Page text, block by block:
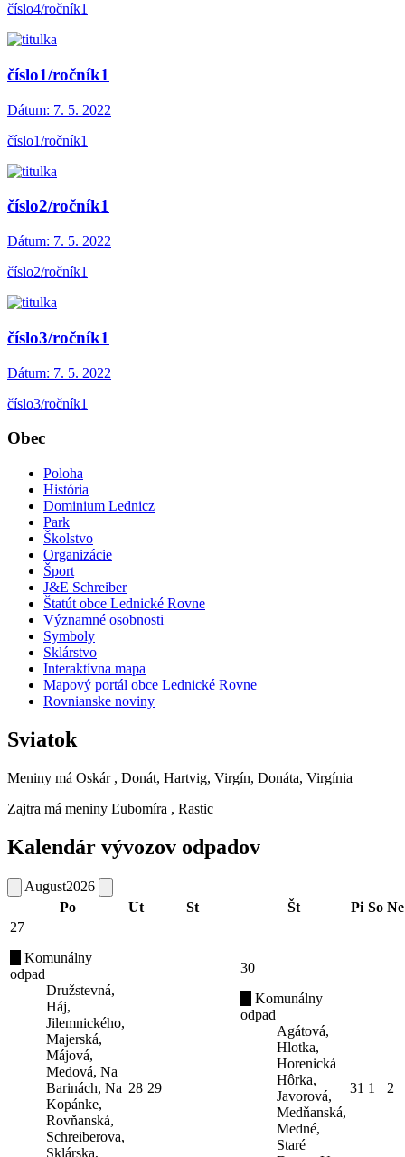
číslo4/ročník1
číslo1/ročník1
Dátum: 7. 5. 2022
číslo1/ročník1
číslo2/ročník1
Dátum: 7. 5. 2022
číslo2/ročník1
číslo3/ročník1
Dátum: 7. 5. 2022
číslo3/ročník1
Obec
Poloha
História
Dominium Lednicz
Park
Školstvo
Organizácie
Šport
J&E Schreiber
Štatút obce Lednické Rovne
Významné osobnosti
Symboly
Sklárstvo
Interaktívna mapa
Mapový portál obce Lednické Rovne
Rovnianske noviny
Sviatok
Meniny má Oskár , Donát, Hartvig, Virgín, Donáta, Virgínia
Zajtra má meniny Ľubomíra , Rastic
Kalendár vývozov odpadov
August2026
Po
Ut St Št Pi So Ne
27
Komunálny
odpad
Družstevná,
Háj,
Jilemnického,
Majerská,
Májová,
Medová, Na
Barinách, Na
Kopánke,
Rovňanská,
Schreiberova,
Sklárska,
28 29
30
Komunálny
odpad
Agátová,
Hlotka,
Horenická
Hôrka,
Javorová,
Medňanská,
Medné,
Staré
31 1 2